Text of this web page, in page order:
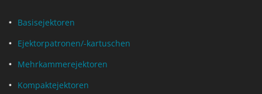
Basisejektoren
Ejektorpatronen/-kartuschen
Mehrkammerejektoren
Kompaktejektoren